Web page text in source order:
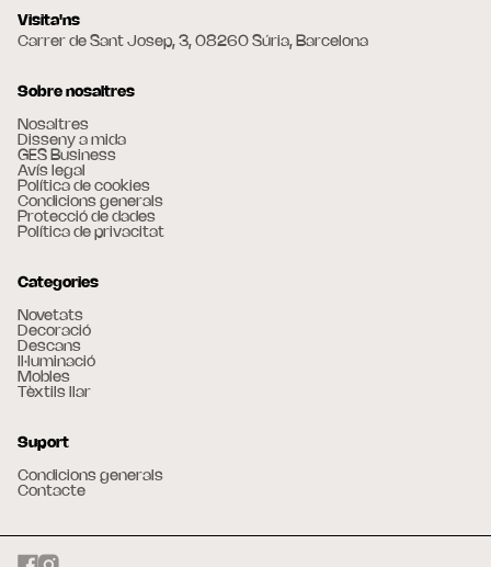
Visita'ns
Carrer de Sant Josep, 3, 08260 Súria, Barcelona
Sobre nosaltres
Nosaltres
Disseny a mida
GES Business
Avís legal
Política de cookies
Condicions generals
Protecció de dades
Política de privacitat
Categories
Novetats
Decoració
Descans
Il·luminació
Mobles
Tèxtils llar
Suport
Condicions generals
Contacte